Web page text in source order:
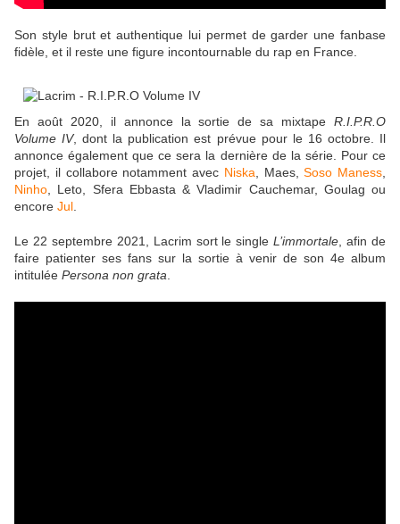
Son style brut et authentique lui permet de garder une fanbase
fidèle, et il reste une figure incontournable du rap en France.
En août 2020, il annonce la sortie de sa mixtape R.I.P.R.O
Volume IV, dont la publication est prévue pour le 16 octobre. Il
annonce également que ce sera la dernière de la série. Pour ce
projet, il collabore notamment avec Niska , Maes,Soso Maness
Ninho , Leto, Sfera Ebbasta & Vladimir Cauchemar, Goulag ou
encore Jul
Le 22 septembre 2021, Lacrim sort le singleL’immortale , afin de
faire patienter ses fans sur la sortie à venir de son 4e album
intitulée Persona non grata